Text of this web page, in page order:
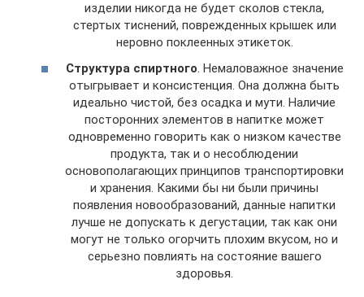
изделии никогда не будет сколов стекла,
стертых тиснений, поврежденных крышек или
неровно поклеенных этикеток.
Структура спиртного . Немаловажное значение
отыгрывает и консистенция. Она должна быть
идеально чистой, без осадка и мути. Наличие
посторонних элементов в напитке может
одновременно говорить как о низком качестве
продукта, так и о несоблюдении
основополагающих принципов транспортировки
и хранения. Какими бы ни были причины
появления новообразований, данные напитки
лучше не допускать к дегустации, так как они
могут не только огорчить плохим вкусом, но и
серьезно повлиять на состояние вашего
здоровья.